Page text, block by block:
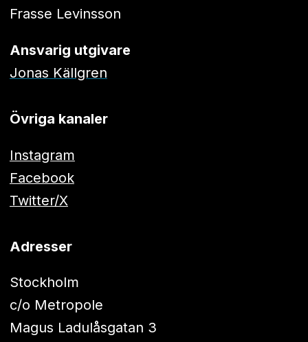
Frasse Levinsson
Ansvarig utgivare
Jonas Källgren
Övriga kanaler
Instagram
Facebook
Twitter/X
Adresser
Stockholm
c/o Metropole
Magus Ladulåsgatan 3